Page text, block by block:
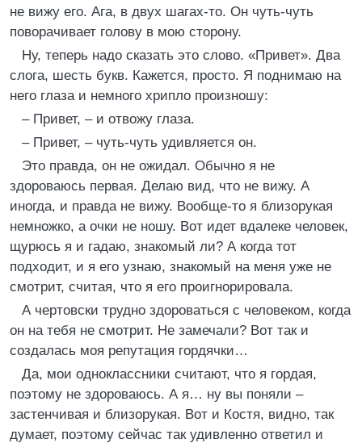
не вижу его. Ага, в двух шагах-то. Он чуть-чуть
поворачивает голову в мою сторону.
Ну, теперь надо сказать это слово. «Привет». Два
слога, шесть букв. Кажется, просто. Я поднимаю на
него глаза и немного хрипло произношу:
– Привет, – и отвожу глаза.
– Привет, – чуть-чуть удивляется он.
Это правда, он не ожидал. Обычно я не
здороваюсь первая. Делаю вид, что не вижу. А
иногда, и правда не вижу. Вообще-то я близорукая
немножко, а очки не ношу. Вот идет вдалеке человек,
щурюсь я и гадаю, знакомый ли? А когда тот
подходит, и я его узнаю, знакомый на меня уже не
смотрит, считая, что я его проигнорировала.
А чертовски трудно здороваться с человеком, когда
он на тебя не смотрит. Не замечали? Вот так и
создалась моя репутация гордячки…
Да, мои одноклассники считают, что я гордая,
поэтому не здороваюсь. А я… ну вы поняли –
застенчивая и близорукая. Вот и Костя, видно, так
думает, поэтому сейчас так удивленно ответил и